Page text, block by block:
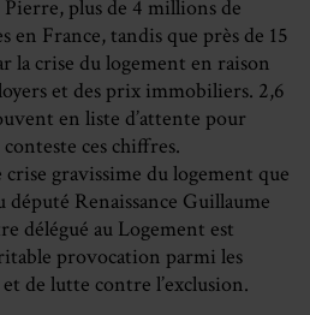
plus de 4 millions de
en France, tandis que près de 15
la crise du logement en raison
et des prix immobiliers. 2,6
en liste d’attente pour
ces chiffres.
crise gravissime du logement que
député Renaissance Guillaume
délégué au Logement est
provocation parmi les
et de lutte contre l’exclusion.